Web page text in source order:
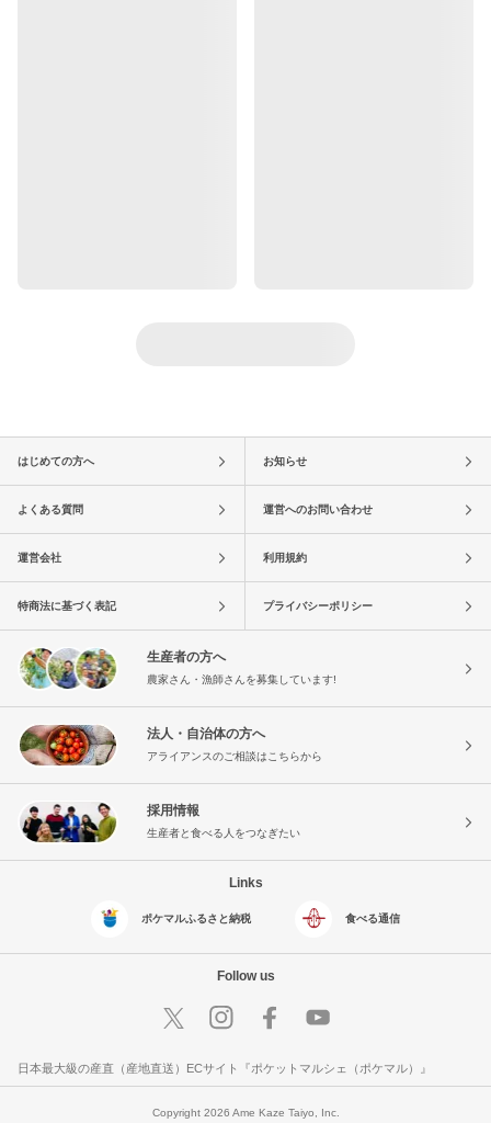
はじめての方へ お知らせ
よくある質問 運営へのお問い合わせ
運営会社 利用規約
特商法に基づく表記 プライバシーポリシー
生産者の方へ
農家さん・漁師さんを募集しています!
法人・自治体の方へ
アライアンスのご相談はこちらから
採用情報
生産者と食べる人をつなぎたい
Links
ポケマルふるさと納税 食べる通信
Follow us
日本最大級の産直（産地直送）ECサイト『ポケットマルシェ（ポケマル）』
Copyright 2026 Ame Kaze Taiyo, Inc.